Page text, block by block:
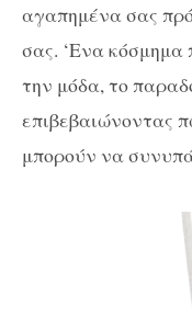
αγαπημένα σας
σας. ‘Ενα κόσμημα
την μόδα, το
επιβεβαιώνοντας
μπορούν να